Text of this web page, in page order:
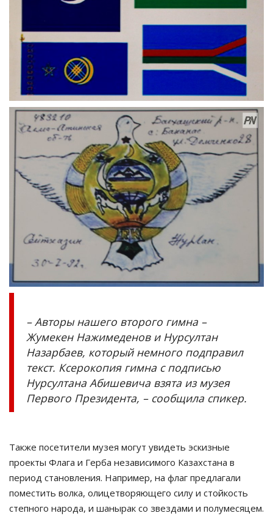
– Авторы нашего второго гимна –
Жумекен Нажимеденов и Нурсултан
Назарбаев, который немного подправил
текст. Ксерокопия гимна с подписью
Нурсултана Абишевича взята из музея
Первого Президента, – сообщила спикер.
Также посетители музея могут увидеть эскизные
проекты Флага и Герба независимого Казахстана в
период становления. Например, на флаг предлагали
поместить волка, олицетворяющего силу и стойкость
степного народа, и шанырак со звездами и полумесяцем.